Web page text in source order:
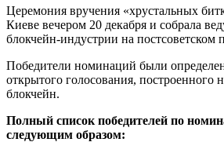
Церемония вручения «хрустальных
Киеве вечером 20 декабря и собрала
блокчейн-индустрии на постсоветском
Победители номинаций были
открытого голосования, построенного
блокчейн.
Полный список победителей по
следующим образом: